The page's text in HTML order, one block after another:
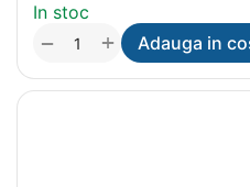
In stoc
+
− Adauga in